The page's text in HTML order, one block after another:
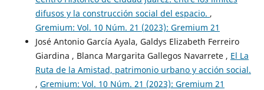
difusos y la construcción social del espacio. ,
Gremium: Vol. 10 Núm. 21 (2023): Gremium 21
José Antonio García Ayala, Galdys Elizabeth Ferreiro
Giardina , Blanca Margarita Gallegos Navarrete , El La
Ruta de la Amistad, patrimonio urbano y acción social.
, Gremium: Vol. 10 Núm. 21 (2023): Gremium 21